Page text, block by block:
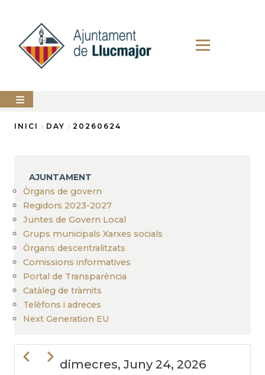
contingut
AJUNTAMENT
SERVEIS
MUNICIPALS
PERFIL
DEL
CONTRACTANT
ANUNCIS
INICI DAY 20260624
AJUNTAMENT
Òrgans de govern
Regidors 2023-2027
Juntes de Govern Local
Grups municipals Xarxes socials
Òrgans descentralitzats
Comissions informatives
Portal de Transparència
Catàleg de tràmits
Telèfons i adreces
Next Generation EU
dimecres, Juny 24, 2026
PreviousNext